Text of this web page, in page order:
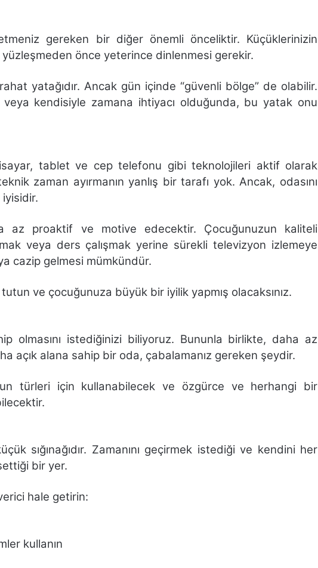
gereken bir diğer önemli önceliktir. Küçüklerinizin
önce yeterince dinlenmesi gerekir.
yatağıdır. Ancak gün içinde “güvenli bölge” de olabilir.
kendisiyle zamana ihtiyacı olduğunda, bu yatak onu
tablet ve cep telefonu gibi teknolojileri aktif olarak
zaman ayırmanın yanlış bir tarafı yok. Ancak, odasını
az proaktif ve motive edecektir. Çocuğunuzun kaliteli
veya ders çalışmak yerine sürekli televizyon izlemeye
cazip gelmesi mümkündür.
ve çocuğunuza büyük bir iyilik yapmış olacaksınız.
olmasını istediğinizi biliyoruz. Bununla birlikte, daha az
açık alana sahip bir oda, çabalamanız gereken şeydir.
türleri için kullanabilecek ve özgürce ve herhangi bir
sığınağıdır. Zamanını geçirmek istediği ve kendini her
bir yer.
hale getirin:
kullanın